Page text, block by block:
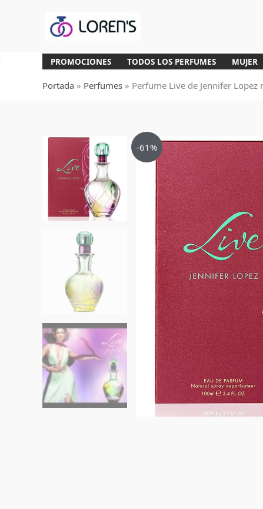
PROMOCIONES TODOS LOS PERFUMES MUJER
Portada » Perfumes » Perfume Live de Jennifer
-61%